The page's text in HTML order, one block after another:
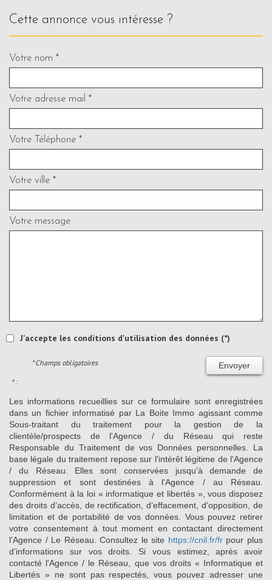
cette annonce vous intéresse ?
Votre nom *
Votre adresse mail *
Votre Téléphone *
Votre ville *
Votre message
J'accepte les conditions d'utilisation des données (*)
Envoyer
* Champs obligatoires
* :
Les informations recueillies sur ce formulaire sont enregistrées
dans un fichier informatisé par La Boite Immo agissant comme
Sous-traitant du traitement pour la gestion de la
clientèle/prospects de l'Agence / du Réseau qui reste
Responsable du Traitement de vos Données personnelles. La
base légale du traitement repose sur l'intérêt légitime de l'Agence
/ du Réseau. Elles sont conservées jusqu'à demande de
suppression et sont destinées à l'Agence / au Réseau.
Conformément à la loi « informatique et libertés », vous disposez
des droits d’accès, de rectification, d’effacement, d’opposition, de
limitation et de portabilité de vos données. Vous pouvez retirer
votre consentement à tout moment en contactant directement
l’Agence / Le Réseau. Consultez le site https://cnil.fr/frpour plus
d’informations sur vos droits. Si vous estimez, après avoir
contacté l'Agence / le Réseau, que vos droits « Informatique et
Libertés » ne sont pas respectés, vous pouvez adresser une